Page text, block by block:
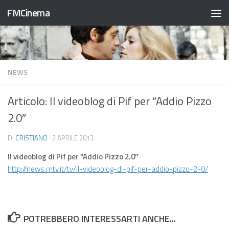
Salta al contenuto
FMCinema
NEWS
Articolo: Il videoblog di Pif per “Addio Pizzo
2.0″
DI CRISTIANO · 2 APRILE 2013
Il videoblog di Pif per “Addio Pizzo 2.0″
http://news.mtv.it/tv/il-videoblog-di-pif-per-addio-pizzo-2-0/
POTREBBERO INTERESSARTI ANCHE...